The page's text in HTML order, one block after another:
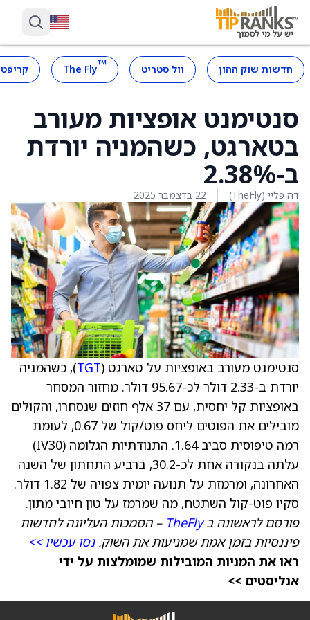
חדשות שוק ההון וול סטריט ™
The Fly
סנטימנט אופציות מעורב
בטארגט, כשהמניה יורדת
ב-2.38%
דה פליי (TheFly) 22 בדצמבר 2025
סנטימנט מעורב באופציות על טארגט (TGT), כשהמניה
יורדת ב-2.33 דולר לכ-95.67 דולר. מחזור המסחר
באופציות קל יחסית, עם 37 אלף חוזים שנסחרו, והקולים
מובילים את הפוטים ליחס פוט/קול של 0.67, לעומת
רמה טיפוסית סביב 1.64. התנודתיות הגלומה (IV30)
עלתה בנקודה אחת לכ-30.2, ברביע התחתון של השנה
האחרונה, ומרמזת על תנועה יומית צפויה של 1.82 דולר.
סקיו פוט-קול השתטח, מה שמרמז על טון חיובי מתון.
פורסם לראשונה בTheFly – הסמכות העליונה לחדשות
פיננסיות בזמן אמת שמניעות את השוק.נסו עכשיו >>
ראו את המניות המובילות שמומלצות על ידי
אנליסטים >>